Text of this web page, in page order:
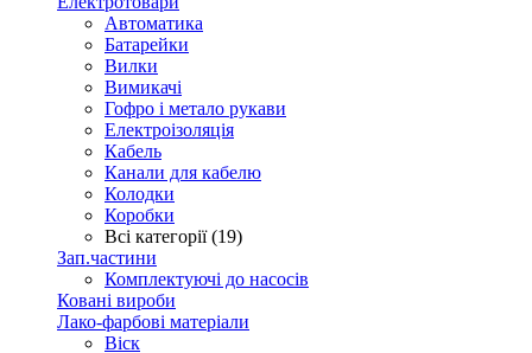
Автоматика
Батарейки
Вилки
Вимикачі
Гофро і метало рукави
Електроізоляція
Кабель
Канали для кабелю
Колодки
Коробки
Всі категорії (19)
Зап.частини
Комплектуючі до насосів
Ковані вироби
Лако-фарбові матеріали
Віск